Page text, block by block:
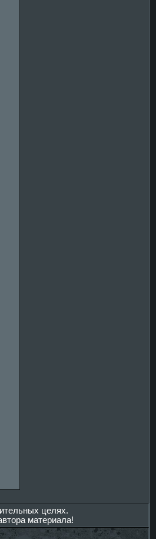
целях.
материала!